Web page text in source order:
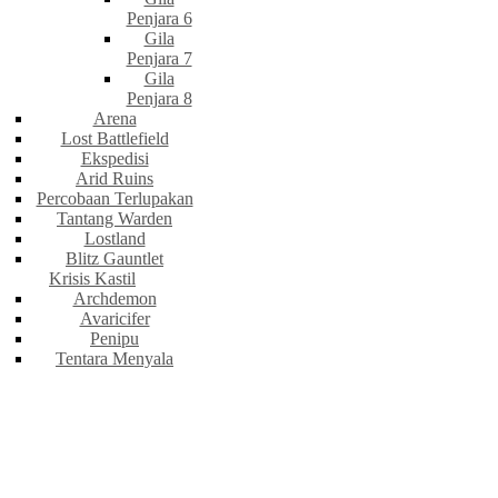
Penjara 6
Gila
Penjara 7
Gila
Penjara 8
Arena
Lost Battlefield
Ekspedisi
Arid Ruins
Percobaan Terlupakan
Tantang Warden
Lostland
Blitz Gauntlet
Krisis Kastil
Archdemon
Avaricifer
Penipu
Tentara Menyala